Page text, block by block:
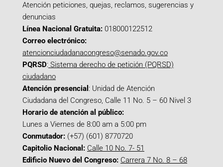
Atención peticiones, quejas, reclamos, sugerencias y
denuncias
Línea Nacional Gratuita: 018000122512
Correo electrónico:
atencionciudadanacongreso@senado.gov.co
PQRSD: Sistema derecho de petición (PQRSD)
ciudadano
Atención presencial : Unidad de Atención
Ciudadana del Congreso, Calle 11 No. 5 – 60 Nivel 3
Horario de atención al público:
Lunes a Viernes de 8:00 am a 5:00 pm
Conmutador: (+57) (601) 8770720
Capitolio Nacional: Calle 10 No. 7- 51
Edificio Nuevo del Congreso: Carrera 7 No. 8 – 68